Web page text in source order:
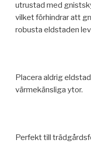
utrustad med
vilket förhindrar att
robusta eldstaden
Placera aldrig
värmekänsliga ytor.
Perfekt till